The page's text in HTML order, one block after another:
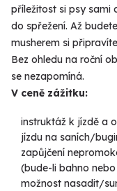
příležitost si psy sami
do spřežení. Až
musherem si
Bez ohledu na roční
se nezapomíná.
V ceně zážitku:
instruktáž k jízdě a
jízdu na saních/
zapůjčení
(bude-li bahno
možnost nasadit/